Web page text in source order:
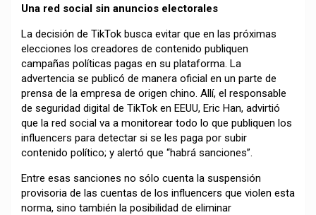
Una red social sin anuncios electorales
La decisión de TikTok busca evitar que en las próximas
elecciones los creadores de contenido publiquen
campañas políticas pagas en su plataforma. La
advertencia se publicó de manera oficial en un parte de
prensa de la empresa de origen chino. Allí, el responsable
de seguridad digital de TikTok en EEUU, Eric Han, advirtió
que la red social va a monitorear todo lo que publiquen los
influencers para detectar si se les paga por subir
contenido político; y alertó que “habrá sanciones”.
Entre esas sanciones no sólo cuenta la suspensión
provisoria de las cuentas de los influencers que violen esta
norma, sino también la posibilidad de eliminar